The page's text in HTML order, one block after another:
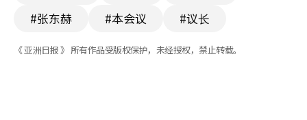
#张东赫
#本会议 #议长
《 亚洲日报 》 所有作品受版权保护，未经授权，禁止转载。